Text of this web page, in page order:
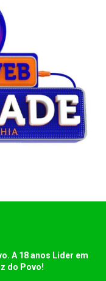
A 18 anos Lider em
do Povo!